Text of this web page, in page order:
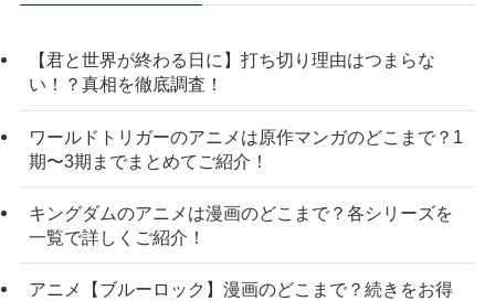
【君と世界が終わる日に】打ち切り理由はつまらな
い！？真相を徹底調査！
ワールドトリガーのアニメは原作マンガのどこまで？1
期〜3期までまとめてご紹介！
キングダムのアニメは漫画のどこまで？各シリーズを
一覧で詳しくご紹介！
アニメ【ブルーロック】漫画のどこまで？続きをお得